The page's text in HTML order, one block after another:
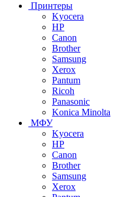
Принтеры
Kyocera
HP
Canon
Brother
Samsung
Xerox
Pantum
Ricoh
Panasonic
Konica Minolta
МФУ
Kyocera
HP
Canon
Brother
Samsung
Xerox